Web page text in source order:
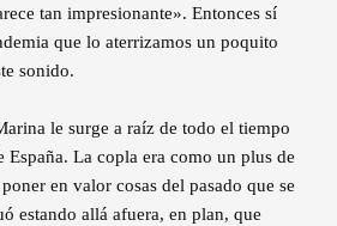
tan impresionante». Entonces sí
que lo aterrizamos un poquito
sonido.
le surge a raíz de todo el tiempo
España. La copla era como un plus de
en valor cosas del pasado que se
estando allá afuera, en plan, que